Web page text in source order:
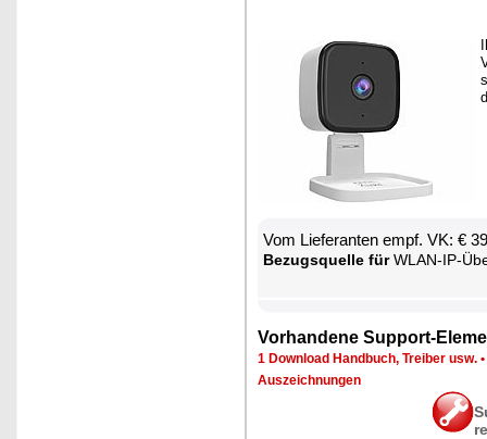
Vom Lie­fe­ran­ten empf. VK: €
Be­zugs­quel­le fürWLAN-IP-
Vor­han­de­ne Sup­port-
1 Down­load Hand­buch, Trei­ber usw. •
Aus­zeich­nun­gen